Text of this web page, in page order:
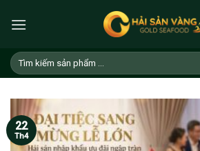
Tìm
kiếm:
22
Th4